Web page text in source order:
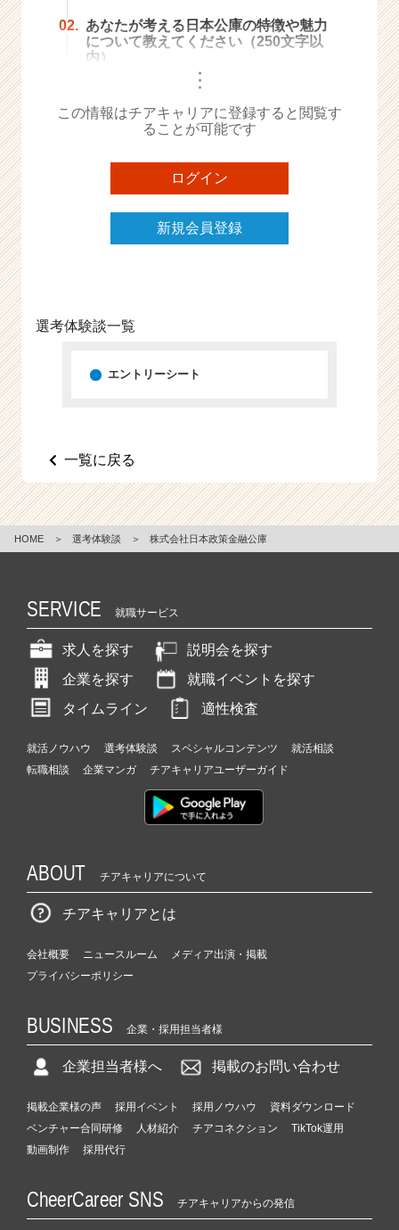
h
e
a
e
r）
02. あなたが考える日本公庫の特徴や魅力
について教えてください（250文字以
内）
・・・
この情報はチアキャリアに登録すると閲覧す
ることが可能です
ログイン
新規会員登録
選考体験談一覧
エントリーシート
一覧に戻る
HOME ＞ 選考体験談 ＞ 株式会社日本政策金融公庫
SERVICE 就職サービス
求人を探す
説明会を探す
企業を探す
就職イベントを探す
タイムライン
適性検査
就活ノウハウ 選考体験談 スペシャルコンテンツ
就活相談
転職相談
企業マンガ チアキャリアユーザーガイド
ABOUT チアキャリアについて
チアキャリアとは
会社概要 ニュースルーム
メディア出演・掲載
プライバシーポリシー
BUSINESS 企業・採用担当者様
企業担当者様へ 掲載のお問い合わせ
掲載企業様の声 採用イベント 採用ノウハウ
資料ダウンロード
ベンチャー合同研修
人材紹介 チアコネクション
TikTok運用
動画制作
採用代行
CheerCareer SNS チアキャリアからの発信